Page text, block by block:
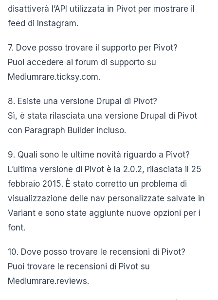
disattiverà l’API utilizzata in Pivot per mostrare il
feed di Instagram.
7. Dove posso trovare il supporto per Pivot?
Puoi accedere ai forum di supporto su
Mediumrare.ticksy.com.
8. Esiste una versione Drupal di Pivot?
Sì, è stata rilasciata una versione Drupal di Pivot
con Paragraph Builder incluso.
9. Quali sono le ultime novità riguardo a Pivot?
L’ultima versione di Pivot è la 2.0.2, rilasciata il 25
febbraio 2015. È stato corretto un problema di
visualizzazione delle nav personalizzate salvate in
Variant e sono state aggiunte nuove opzioni per i
font.
10. Dove posso trovare le recensioni di Pivot?
Puoi trovare le recensioni di Pivot su
Mediumrare.reviews.